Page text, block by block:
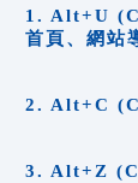
1. Alt+U
首頁、網站
2. Alt+C
3. Alt+Z